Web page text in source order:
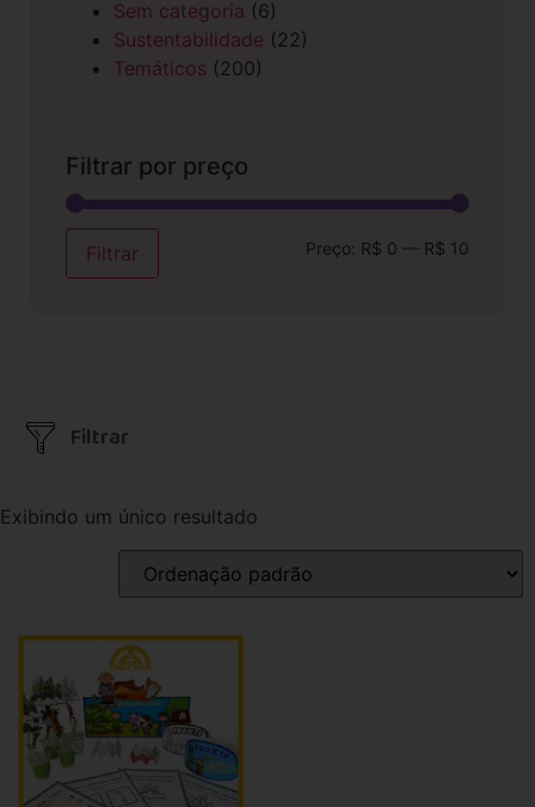
Sem categoria (6)
Sustentabilidade (22)
Temáticos (200)
Filtrar por preço
Filtrar Preço: R$ 0 — R$ 10
Filtrar
Exibindo um único resultado